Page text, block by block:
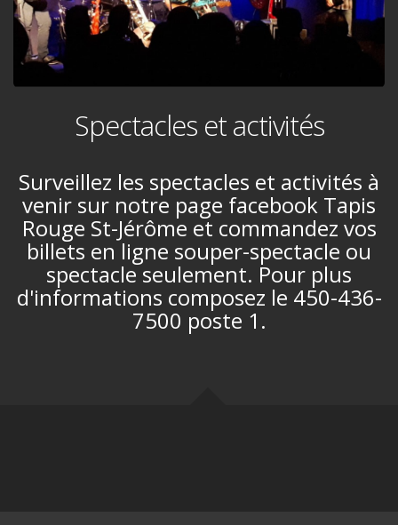
Spectacles et activités
Surveillez les spectacles et activités à
venir sur notre page facebook Tapis
Rouge St-Jérôme et commandez vos
billets en ligne souper-spectacle ou
spectacle seulement. Pour plus
d'informations composez le 450-436-
7500 poste 1.